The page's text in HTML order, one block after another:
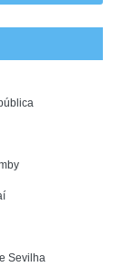
Sevilha